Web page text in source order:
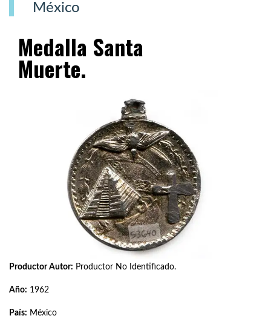
México
Medalla Santa
Muerte.
Productor Autor: Productor No Identificado.
Año: 1962
País: México